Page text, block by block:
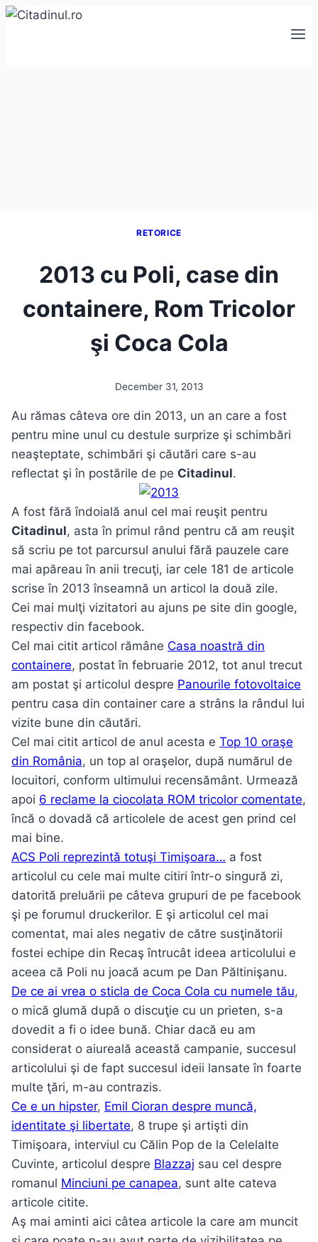
Skip
RETORICE
2013 cu Poli, case din
containere, Rom Tricolor
şi Coca Cola
December 31, 2013
Au rămas câteva ore din 2013, un an care a fost
pentru mine unul cu destule surprize şi schimbări
neaşteptate, schimbări şi căutări care s-au
reflectat şi în postările de pe Citadinul.
A fost fără îndoială anul cel mai reuşit pentru
Citadinul, asta în primul rând pentru că am reuşit
să scriu pe tot parcursul anului fără pauzele care
mai apăreau în anii trecuţi, iar cele 181 de articole
scrise în 2013 înseamnă un articol la două zile.
Cei mai mulţi vizitatori au ajuns pe site din google,
respectiv din facebook.
Cel mai citit articol rămâne Casa noastră din
containere, postat în februarie 2012, tot anul trecut
am postat şi articolul despre Panourile fotovoltaice
pentru casa din container care a strâns la rândul lui
vizite bune din căutări.
Cel mai citit articol de anul acesta e Top 10 oraşe
din România, un top al oraşelor, după numărul de
locuitori, conform ultimului recensământ. Urmează
apoi 6 reclame la ciocolata ROM tricolor comentate,
încă o dovadă că articolele de acest gen prind cel
mai bine.
ACS Poli reprezintă totuşi Timişoara… a fost
articolul cu cele mai multe citiri într-o singură zi,
datorită preluării pe câteva grupuri de pe facebook
şi pe forumul druckerilor. E şi articolul cel mai
comentat, mai ales negativ de către susţinătorii
fostei echipe din Recaş întrucât ideea articolului e
aceea că Poli nu joacă acum pe Dan Păltinişanu.
De ce ai vrea o sticla de Coca Cola cu numele tău,
o mică glumă după o discuţie cu un prieten, s-a
dovedit a fi o idee bună. Chiar dacă eu am
considerat o aiureală această campanie, succesul
articolului şi de fapt succesul ideii lansate în foarte
multe ţări, m-au contrazis.
Ce e un hipster, Emil Cioran despre muncă,
identitate şi libertate, 8 trupe şi artişti din
Timişoara, interviul cu Călin Pop de la Celelalte
Cuvinte, articolul despre Blazzaj sau cel despre
romanul Minciuni pe canapea, sunt alte cateva
articole citite.
Aş mai aminti aici câtea articole la care am muncit